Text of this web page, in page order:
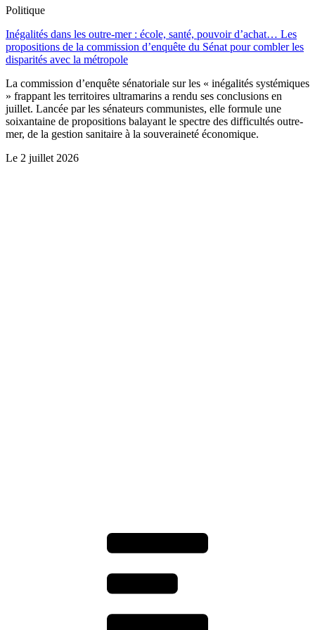
Politique
Inégalités dans les outre-mer : école, santé, pouvoir d’achat… Les
propositions de la commission d’enquête du Sénat pour combler les
disparités avec la métropole
La commission d’enquête sénatoriale sur les « inégalités systémiques
» frappant les territoires ultramarins a rendu ses conclusions en
juillet. Lancée par les sénateurs communistes, elle formule une
soixantaine de propositions balayant le spectre des difficultés outre-
mer, de la gestion sanitaire à la souveraineté économique.
Le 2 juillet 2026